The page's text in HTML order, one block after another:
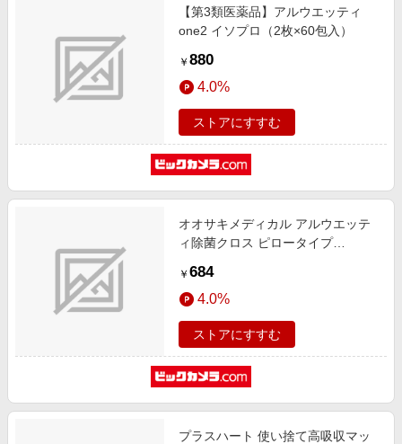
【第3類医薬品】アルウエッティ
one2 イソプロ（2枚×60包入）
￥ 880
4.0%
ストアにすすむ
オオサキメディカル アルウエッテ
ィ除菌クロス ピロータイプ
￥ 684
4.0%
ストアにすすむ
プラスハート 使い捨て高吸収マッ